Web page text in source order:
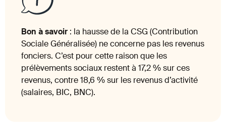
Bon à savoir : la hausse de la CSG (Contribution
Sociale Généralisée) ne concerne pas les revenus
fonciers. C’est pour cette raison que les
prélèvements sociaux restent à 17,2 % sur ces
revenus, contre 18,6 % sur les revenus d’activité
(salaires, BIC, BNC).